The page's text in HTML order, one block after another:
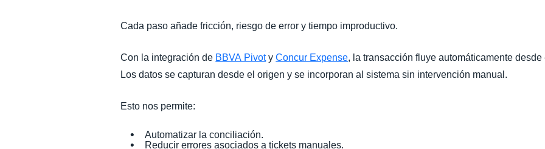
Cada paso añade fricción, riesgo de error y tiempo improductivo.
Con la integración de BBVA PivotyConcur Expense, la transacción fluye automáticamente
Los datos se capturan desde el origen y se incorporan al sistema sin intervención manual.
Esto nos permite:
Automatizar la conciliación.
Reducir errores asociados a tickets manuales.